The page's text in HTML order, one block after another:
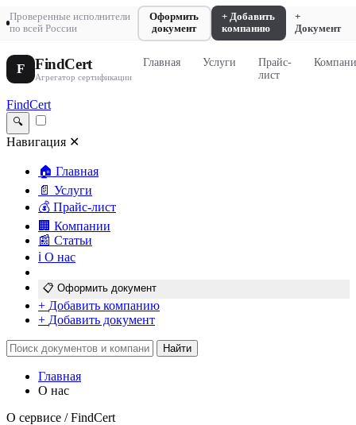
Проверенные исполнители
по всей России
Оформить
документ
+ Добавить
компанию
+
Документ
F FindCert
Агрегатор сертификации
Главная Услуги
Прайс-
лист
FindCert
🔍
Навигация ✕
🏠 Главная
📄 Услуги
💰 Прайс-лист
🏢 Компании
📰 Статьи
ℹ️ О нас
📋 Оформить документ
+ Добавить компанию
+ Добавить документ
Найти
Главная
О нас
О сервисе / FindCert